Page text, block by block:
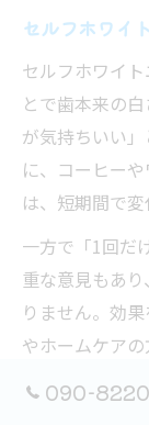
セルフホワイ
セルフホワイ
とで歯本来の
が気持ちいい
に、コーヒー
は、短期間で
一方で「1回だ
重な意見もあり
りません。効
やホームケアの
成功事例とし
090-